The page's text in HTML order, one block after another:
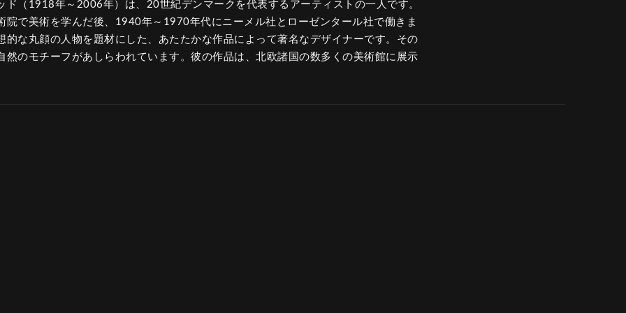
ド（1918年～2006年）は、20世紀デンマークを代表するアーティストの一人です。
院で美術を学んだ後、1940年～1970年代にニーメル社とローゼンタール社で働きま
的な丸顔の人物を題材にした、あたたかな作品によって著名なデザイナーです。その
然のモチーフがあしらわれています。彼の作品は、北欧諸国の数多くの美術館に展示